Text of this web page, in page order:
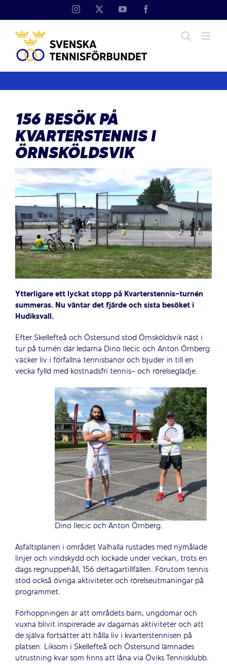
Instagram YouTube
156 BESÖK PÅ
KVARTERSTENNIS I
ÖRNSKÖLDSVIK
Ytterligare ett lyckat stopp på Kvarterstennis-turnén
summeras. Nu väntar det fjärde och sista besöket i
Hudiksvall.
Efter Skellefteå och Östersund stod Örnsköldsvik näst i
tur på turnén där ledarna Dino Ilecic och Anton Örnberg
väcker liv i förfallna tennisbanor och bjuder in till en
vecka fylld med kostnadsfri tennis- och rörelseglädje.
Dino Ilecic och Anton Örnberg.
Asfaltsplanen i området Valhalla rustades med nymålade
linjer och vindskydd och lockade under veckan, trots en
dags regnuppehåll, 156 deltagartillfällen. Förutom tennis
stod också övriga aktiviteter och rörelseutmaningar på
programmet.
Förhoppningen är att områdets barn, ungdomar och
vuxna blivit inspirerade av dagarnas aktiviteter och att
de själva fortsätter att hålla liv i kvarterstennisen på
platsen. Liksom i Skellefteå och Östersund lämnades
utrustning kvar som finns att låna via Öviks Tennisklubb.